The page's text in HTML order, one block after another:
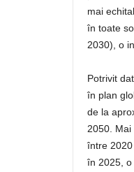
mai
în toate
2030), o
Potrivit
în plan
de la
2050.
între
în 2025, o